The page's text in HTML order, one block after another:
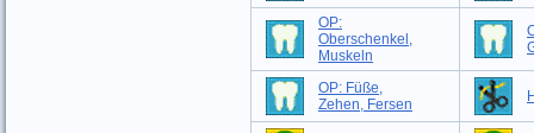
OP:
Oberschenkel,
Muskeln
OP: Füße,
Zehen, Fersen